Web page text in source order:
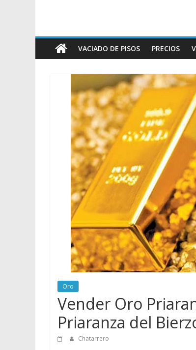
vender
ChatarraVACIADO DE PISOS PRECIOS
Oro
Vender Oro
Priaranza del
Chatarrero